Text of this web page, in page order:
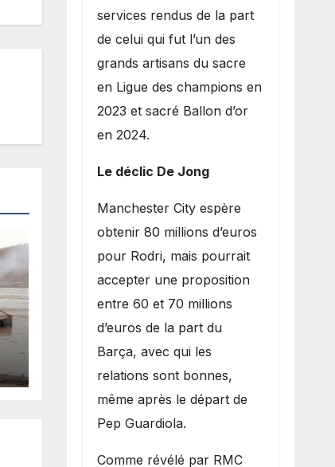
services rendus de la part
de celui qui fut l’un des
grands artisans du sacre
en Ligue des champions en
2023 et sacré Ballon d’or
en 2024.
Le déclic De Jong
​Manchester City espère
obtenir 80 millions d’euros
pour Rodri, mais pourrait
accepter une proposition
entre 60 et 70 millions
d’euros de la part du
Barça, avec qui les
relations sont bonnes,
même après le départ de
Pep Guardiola.
​Comme révélé par RMC